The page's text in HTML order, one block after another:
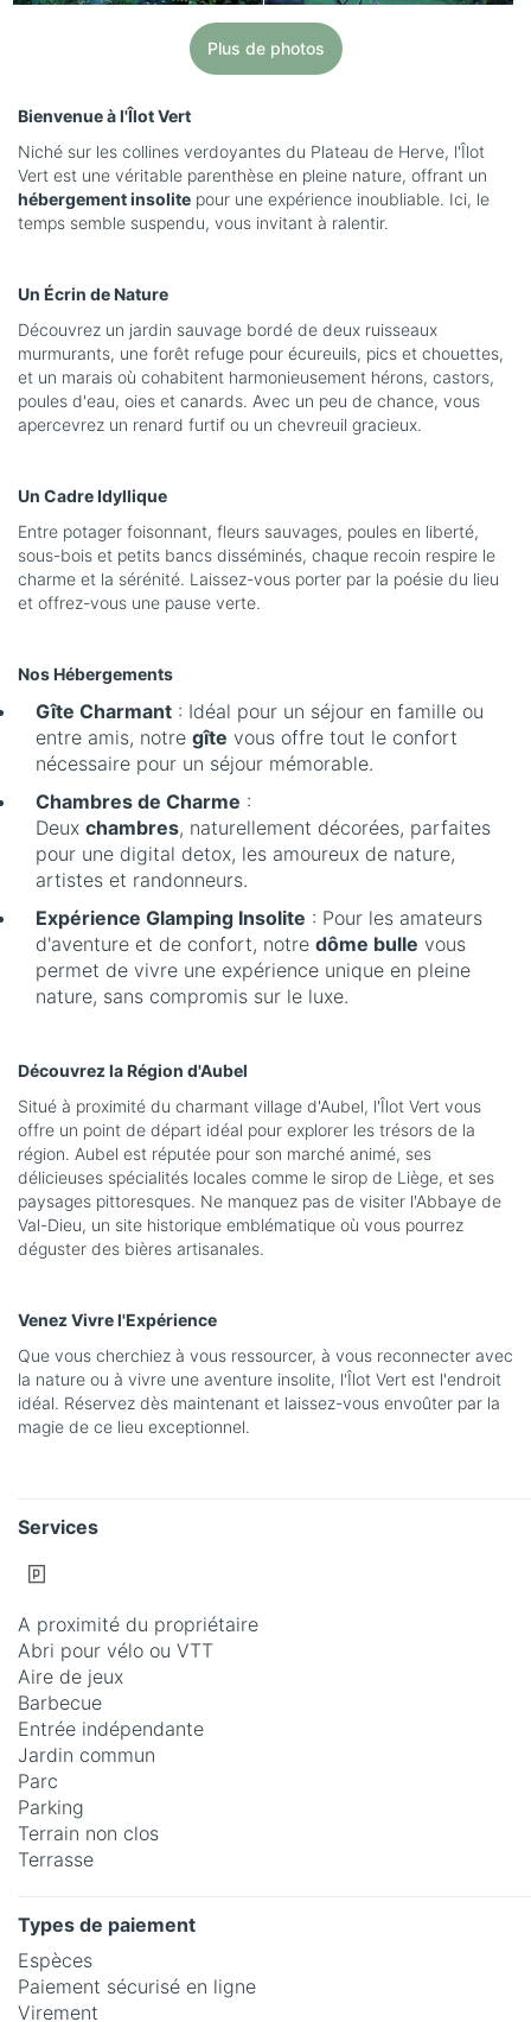
Plus de photos
Bienvenue à l'Îlot Vert
Niché sur les collines verdoyantes du Plateau de Herve, l'Îlot
Vert est une véritable parenthèse en pleine nature, offrant un
hébergement insolite pour une expérience inoubliable. Ici, le
temps semble suspendu, vous invitant à ralentir.
Un Écrin de Nature
Découvrez un jardin sauvage bordé de deux ruisseaux
murmurants, une forêt refuge pour écureuils, pics et chouettes,
et un marais où cohabitent harmonieusement hérons, castors,
poules d'eau, oies et canards. Avec un peu de chance, vous
apercevrez un renard furtif ou un chevreuil gracieux.
Un Cadre Idyllique
Entre potager foisonnant, fleurs sauvages, poules en liberté,
sous-bois et petits bancs disséminés, chaque recoin respire le
charme et la sérénité. Laissez-vous porter par la poésie du lieu
et offrez-vous une pause verte.
Nos Hébergements
Gîte Charmant : Idéal pour un séjour en famille ou
entre amis, notre gîte vous offre tout le confort
nécessaire pour un séjour mémorable.
Chambres de Charme :
Deux chambres, naturellement décorées, parfaites
pour une digital detox, les amoureux de nature,
artistes et randonneurs.
Expérience Glamping Insolite : Pour les amateurs
d'aventure et de confort, notre dôme bulle vous
permet de vivre une expérience unique en pleine
nature, sans compromis sur le luxe.
Découvrez la Région d'Aubel
Situé à proximité du charmant village d'Aubel, l'Îlot Vert vous
offre un point de départ idéal pour explorer les trésors de la
région. Aubel est réputée pour son marché animé, ses
délicieuses spécialités locales comme le sirop de Liège, et ses
paysages pittoresques. Ne manquez pas de visiter l'Abbaye de
Val-Dieu, un site historique emblématique où vous pourrez
déguster des bières artisanales.
Venez Vivre l'Expérience
Que vous cherchiez à vous ressourcer, à vous reconnecter avec
la nature ou à vivre une aventure insolite, l'Îlot Vert est l'endroit
idéal. Réservez dès maintenant et laissez-vous envoûter par la
magie de ce lieu exceptionnel.
Services
A proximité du propriétaire
Abri pour vélo ou VTT
Aire de jeux
Barbecue
Entrée indépendante
Jardin commun
Parc
Parking
Terrain non clos
Terrasse
Types de paiement
Espèces
Paiement sécurisé en ligne
Virement